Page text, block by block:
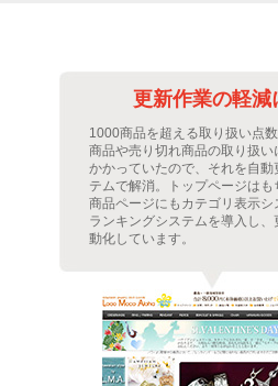
更新作業の軽減
1000商品を超える取り扱い点
商品や売り切れ商品の取り扱い
かかっていたので、それを自動
テムで解消。トップページはも
商品ページにもカテゴリ表示シ
ランキングシステムを導入し、
動化しています。